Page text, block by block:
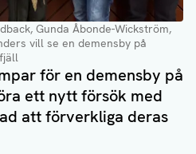
Gunda Åbonde-Wickström,
vill se en demensby på
för en demensby på
ett nytt försök med
att förverkliga deras